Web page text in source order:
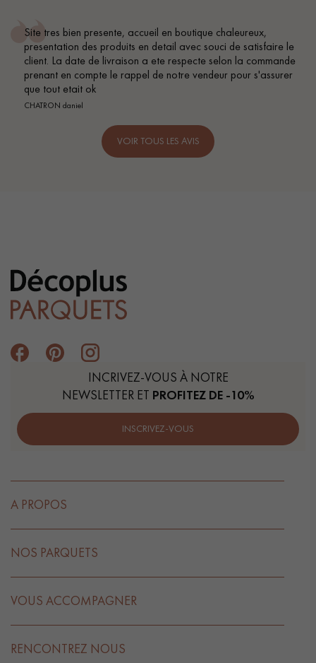
Site tres bien presente, accueil en boutique chaleureux,
presentation des produits en detail avec souci de satisfaire le
client. La date de livraison a ete respecte selon la commande
prenant en compte le rappel de notre vendeur pour s'assurer
que tout etait ok
CHATRON daniel
VOIR TOUS LES AVIS
INCRIVEZ-VOUS À NOTRE
NEWSLETTER ET PROFITEZ DE -10%
INSCRIVEZ-VOUS
A PROPOS
NOS PARQUETS
VOUS ACCOMPAGNER
RENCONTREZ NOUS